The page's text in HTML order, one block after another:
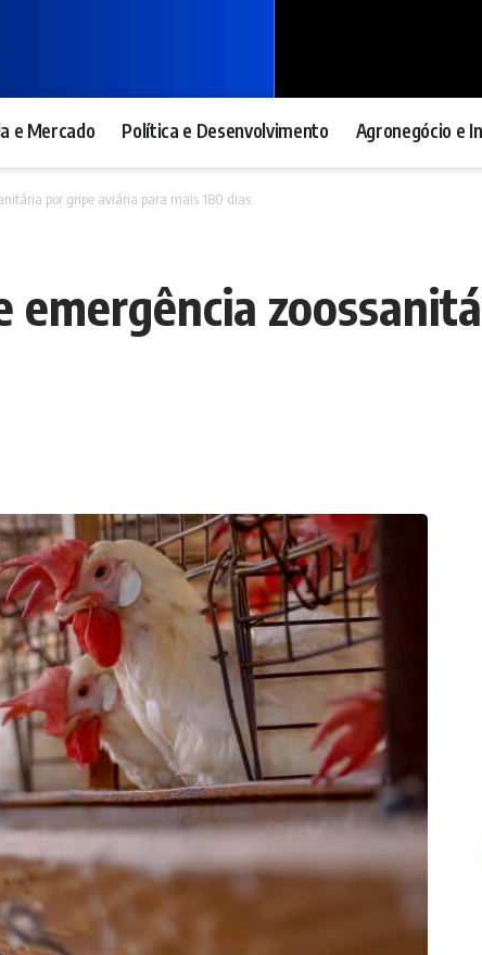
e Mercado Política e Desenvolvimento Agronegócio e
por gripe aviária para mais 180 dias
emergência